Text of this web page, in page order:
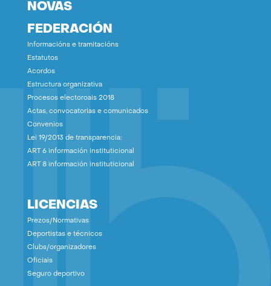
NOVAS
FEDERACIÓN
Informacións e tramitacións
Estatutos
Acordos
Estructura organizativa
Procesos electoroais 2018
Actas, convocatorias e comunicados
Convenios
Lei 19/2013 de transparencia:
ART 6 información instituticional
ART 8 información instituticional
LICENCIAS
Prezos/Normativas
Deportistas e técnicos
Clubs/organizadores
Oficiais
Seguro deportivo